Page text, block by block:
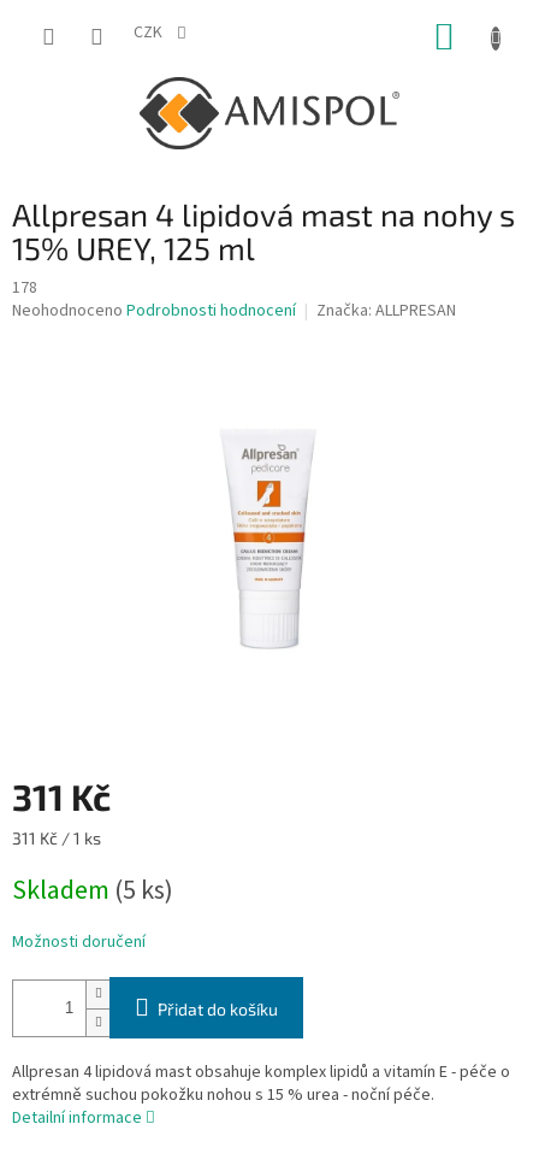
CZK
Allpresan 4 lipidová mast na nohy s
15% UREY, 125 ml
178
Průměrné
Neohodnoceno Podrobnosti hodnocení Značka: ALLPRESAN
311 Kč
Měrná
311 Kč / 1 ks
Skladem (5 ks)
Možnosti doručení
Přidat do košíku
Allpresan 4 lipidová mast obsahuje komplex lipidů a vitamín E - péče o
extrémně suchou pokožku nohou s 15 % urea - noční péče.
Detailní informace